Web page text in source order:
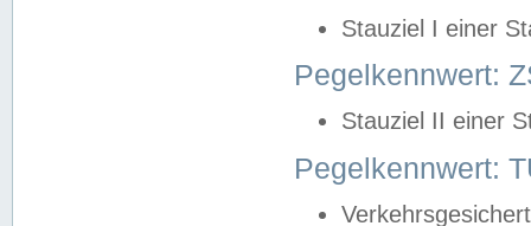
Stauziel I einer
Pegelkennwert:
Stauziel II einer
Pegelkennwert: